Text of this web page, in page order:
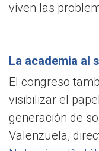
viven las
La academia al
El congreso
visibilizar el
generación de
Valenzuela,